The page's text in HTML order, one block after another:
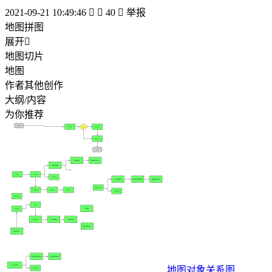
2021-09-21 10:49:46   40  举报
地图拼图
展开
地图切片
地图
作者其他创作
大纲/内容
为你推荐
地图对象关系图